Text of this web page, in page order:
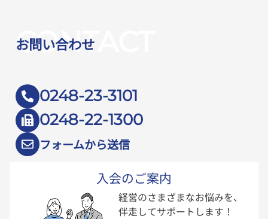
CONTACT
お問い合わせ
0248-23-3101
0248-22-1300
フォームから送信
入会のご案内
経営のさまざまなお悩みを、
伴走してサポートします！